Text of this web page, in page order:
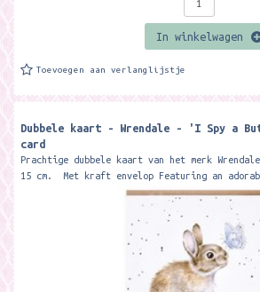
In winkelwagen
Toevoegen aan verlanglijstje
Dubbele kaart - Wrendale - 'I Spy a
card
Prachtige dubbele kaart van het merk
15 cm. Met kraft envelop Featuring an